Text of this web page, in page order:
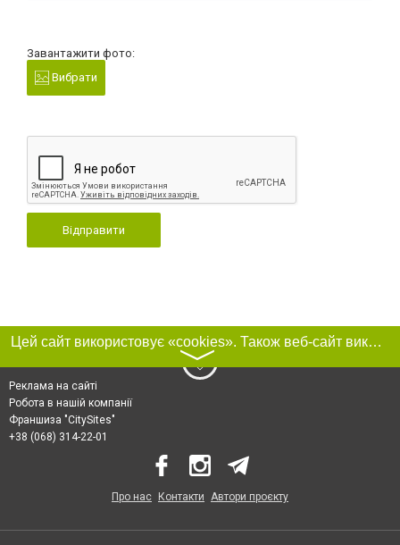
Завантажити фото:
Вибрати
Відправити
Цей сайт використовує «cookies». Також веб-сайт використовує інтернет-сервіс для збору технічних даних стосовно відвідувачів з метою отримання маркетингової та статистичної інформації. Умови обробки даних відвідувачів сайту див.
〉
Реклама на сайті
Робота в нашій компанії
Франшиза "CitySites"
+38 (068) 314-22-01
Про нас Контакти Автори проєкту